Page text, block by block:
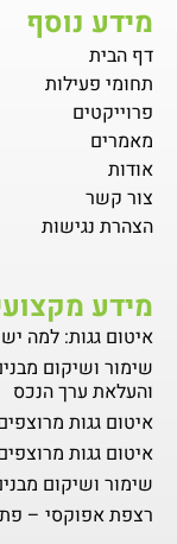
מידע נוסף
דף הבית
תחומי פעילות
פרוייקטים
מאמרים
אודות
צור קשר
הצהרת נגישות
מידע
איטום גגות: למה
שימור ושיקום
והעלאת ערך הנכס
איטום גגות
איטום גגות
שימור ושיקום
רצפת אפוקסי –